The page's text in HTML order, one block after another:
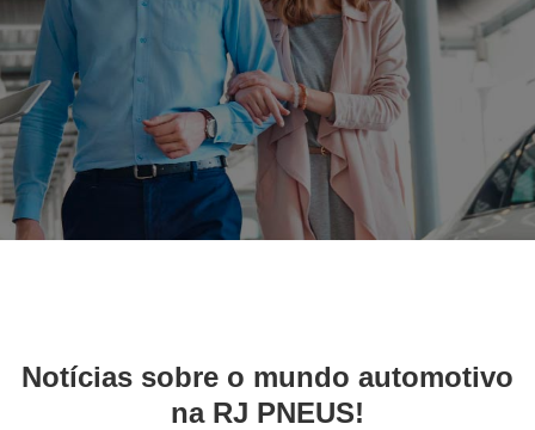
Notícias sobre o mundo automotivo
na RJ PNEUS!